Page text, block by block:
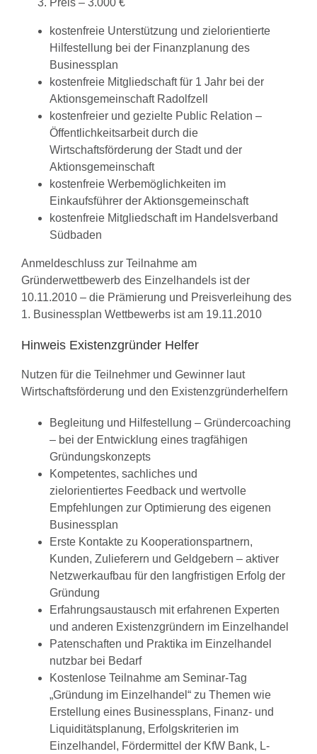
Preis – 3.000 €
kostenfreie Unterstützung und zielorientierte
Hilfestellung bei der Finanzplanung des
Businessplan
kostenfreie Mitgliedschaft für 1 Jahr bei der
Aktionsgemeinschaft Radolfzell
kostenfreier und gezielte Public Relation –
Öffentlichkeitsarbeit durch die
Wirtschaftsförderung der Stadt und der
Aktionsgemeinschaft
kostenfreie Werbemöglichkeiten im
Einkaufsführer der Aktionsgemeinschaft
kostenfreie Mitgliedschaft im Handelsverband
Südbaden
Anmeldeschluss zur Teilnahme am
Gründerwettbewerb des Einzelhandels ist der
10.11.2010 – die Prämierung und Preisverleihung des
1. Businessplan Wettbewerbs ist am 19.11.2010
Hinweis Existenzgründer Helfer
Nutzen für die Teilnehmer und Gewinner laut
Wirtschaftsförderung und den Existenzgründerhelfern
Begleitung und Hilfestellung – Gründercoaching
– bei der Entwicklung eines tragfähigen
Gründungskonzepts
Kompetentes, sachliches und
zielorientiertes Feedback und wertvolle
Empfehlungen zur Optimierung des eigenen
Businessplan
Erste Kontakte zu Kooperationspartnern,
Kunden, Zulieferern und Geldgebern – aktiver
Netzwerkaufbau für den langfristigen Erfolg der
Gründung
Erfahrungsaustausch mit erfahrenen Experten
und anderen Existenzgründern im Einzelhandel
Patenschaften und Praktika im Einzelhandel
nutzbar bei Bedarf
Kostenlose Teilnahme am Seminar-Tag
„Gründung im Einzelhandel“ zu Themen wie
Erstellung eines Businessplans, Finanz- und
Liquiditätsplanung, Erfolgskriterien im
Einzelhandel, Fördermittel der KfW Bank, L-